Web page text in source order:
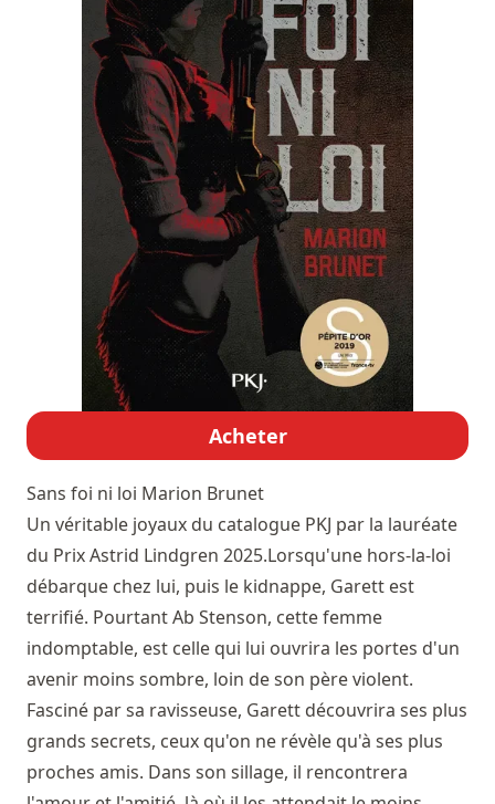
Acheter
Sans foi ni loi Marion Brunet
Un véritable joyaux du catalogue PKJ par la lauréate
du Prix Astrid Lindgren 2025.Lorsqu'une hors-la-loi
débarque chez lui, puis le kidnappe, Garett est
terrifié. Pourtant Ab Stenson, cette femme
indomptable, est celle qui lui ouvrira les portes d'un
avenir moins sombre, loin de son père violent.
Fasciné par sa ravisseuse, Garett découvrira ses plus
grands secrets, ceux qu'on ne révèle qu'à ses plus
proches amis. Dans son sillage, il rencontrera